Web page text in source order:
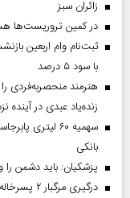
‌زائران سبز
در کمین تروریست‌ها
با سود ۵ درصد
زنده‌یاد عبدی در آینده
سهمیه ۶۰
بانکی
پزشکیان: باید دشمن را
درگیری مرگبار ۲ پسرخاله در پارک